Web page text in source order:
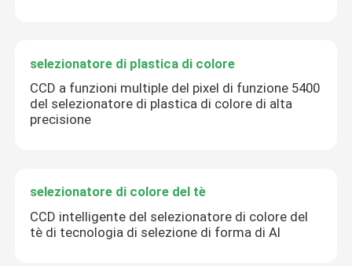
Invia
selezionatore di plastica di colore
CCD a funzioni multiple del pixel di funzione 5400
del selezionatore di plastica di colore di alta
precisione
selezionatore di colore del tè
CCD intelligente del selezionatore di colore del
tè di tecnologia di selezione di forma di AI